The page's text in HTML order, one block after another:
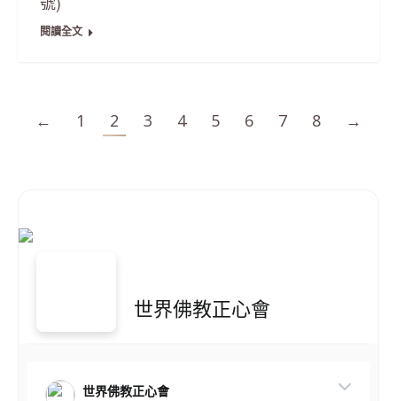
閱讀全文
← 1 2 3 4 5 6 7 8 →
世界佛教正心會
世界佛教正心會